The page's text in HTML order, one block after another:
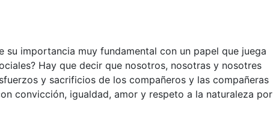
su importancia muy fundamental con un papel que juega
Hay que decir que nosotros, nosotras y nosotres
y sacrificios de los compañeros y las compañeras
convicción, igualdad, amor y respeto a la naturaleza por